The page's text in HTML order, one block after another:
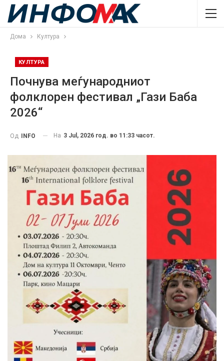
Дома Култура
КУЛТУРА
Почнува меѓународниот
фолклорен фестивал „Гази Баба
2026“
Од INFO На 3 Jul, 2026 год. во 11:33 часот.